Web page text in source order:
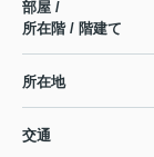
部屋 /
所在階 / 階建て
所在地
交通